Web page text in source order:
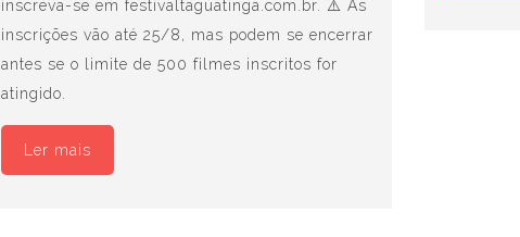
inscreva-se em festivaltaguatinga.com.br. ⚠️ As
inscrições vão até 25/8, mas podem se encerrar
antes se o limite de 500 filmes inscritos for
atingido.
Ler mais